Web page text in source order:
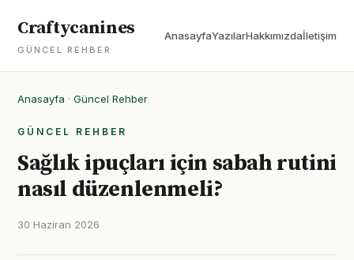
Craftycanines
GÜNCEL REHBER
AnasayfaYazılarHakkımızdaİletişim
Anasayfa · Güncel Rehber
GÜNCEL REHBER
Sağlık ipuçları için sabah rutini
nasıl düzenlenmeli?
30 Haziran 2026